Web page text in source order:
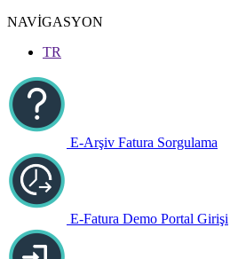
NAVİGASYON
TR
E-Arşiv Fatura Sorgulama
E-Fatura Demo Portal Girişi